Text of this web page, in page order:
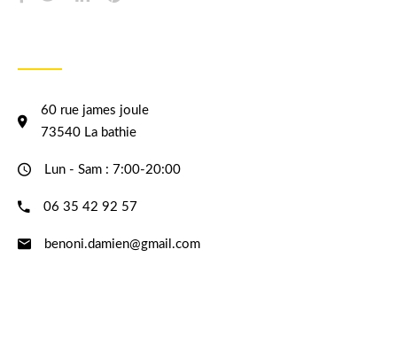
60 rue james joule
73540 La bathie
Lun - Sam : 7:00-20:00
06 35 42 92 57
benoni.damien@gmail.com